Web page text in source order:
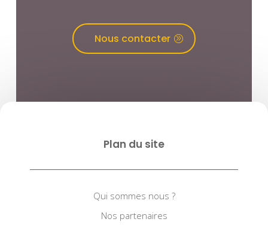
Nous contacter
Plan du site
Qui sommes nous ?
Nos partenaires